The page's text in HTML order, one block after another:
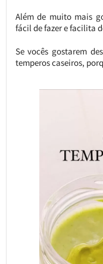
Além de muito mais
fácil de fazer e facilita
Se vocês gostarem
temperos caseiros,